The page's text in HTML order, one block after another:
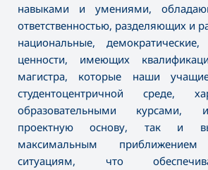
навыками и умениями,
ответственностью, разделяющих и
национальные, демократические,
ценности, имеющих
магистра, которые наши
студентоцентричной среде,
образовательными
проектную основу, так и
максимальным
ситуациям, что